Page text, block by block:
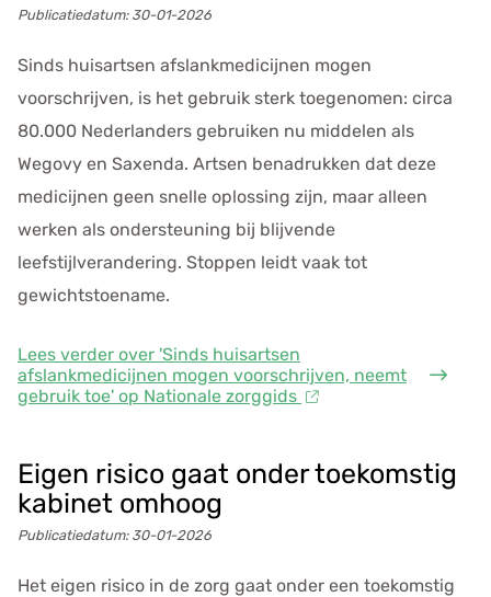
Publicatiedatum: 30-01-2026
Sinds huisartsen afslankmedicijnen mogen
voorschrijven, is het gebruik sterk toegenomen: circa
80.000 Nederlanders gebruiken nu middelen als
Wegovy en Saxenda. Artsen benadrukken dat deze
medicijnen geen snelle oplossing zijn, maar alleen
werken als ondersteuning bij blijvende
leefstijlverandering. Stoppen leidt vaak tot
gewichtstoename.
Lees verder over 'Sinds huisartsen
afslankmedicijnen mogen voorschrijven, neemt
gebruik toe' op Nationale zorggids
Eigen risico gaat onder toekomstig
kabinet omhoog
Publicatiedatum: 30-01-2026
Het eigen risico in de zorg gaat onder een toekomstig